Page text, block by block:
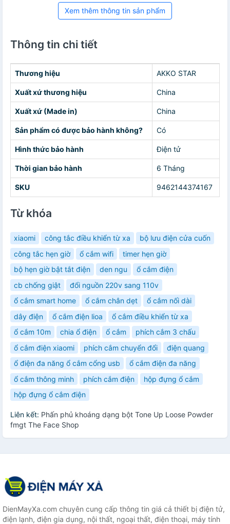
Xem thêm thông tin sản phẩm
Thông tin chi tiết
Thương hiệu AKKO STAR
Xuất xứ thương hiệu China
Xuất xứ (Made in) China
Sản phẩm có được bảo hành không? Có
Hình thức bảo hành Điện tử
Thời gian bảo hành 6 Tháng
SKU 9462144374167
Từ khóa
xiaomi công tắc điều khiển từ xa
bộ lưu điện cửa cuốn
công tắc hẹn giờ
ổ cắm wifi
timer hẹn giờ
bộ hẹn giờ bật tắt điện
den ngu
ổ cắm điện
cb chống giật
đổi nguồn 220v sang 110v
ổ cắm smart home
ổ cắm chân dẹt
ổ cắm nối dài
dây điện
ổ cắm điện lioa
ổ cắm điều khiển từ xa
ổ cắm 10m
chia ổ điện ổ cắm
phích cắm 3 chấu
ổ cắm điện xiaomi
phích cắm chuyển đổi
điện quang
ổ điện đa năng ổ cắm cổng usb
ổ cắm điện đa năng
ổ cắm thông minh
phích cắm điện
hộp đựng ổ cắm
hộp đựng ổ cắm điện
Liên kết: Phấn phủ khoáng dạng bột Tone Up Loose Powder
fmgt The Face Shop
DienMayXa.com chuyên cung cấp thông tin giá cả thiết bị điện tử,
điện lạnh, điện gia dụng, nội thất, ngoại thất, điện thoại, máy tính